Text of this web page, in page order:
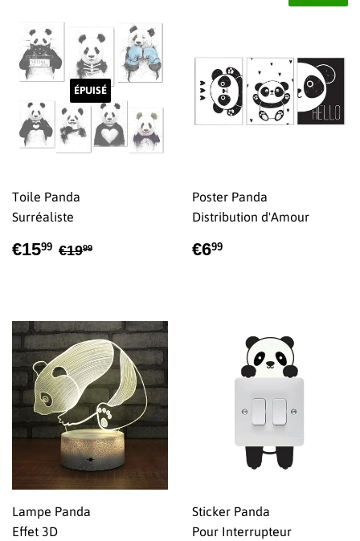
ÉPUISÉ
Toile Panda
Surréaliste
PRIX
€1599 €15,99
PRIX RÉGULIER
€1999
Poster Panda
Distribution d'Amour
PRIX
€699
Lampe Panda
Effet 3D
Sticker Panda
Pour Interrupteur